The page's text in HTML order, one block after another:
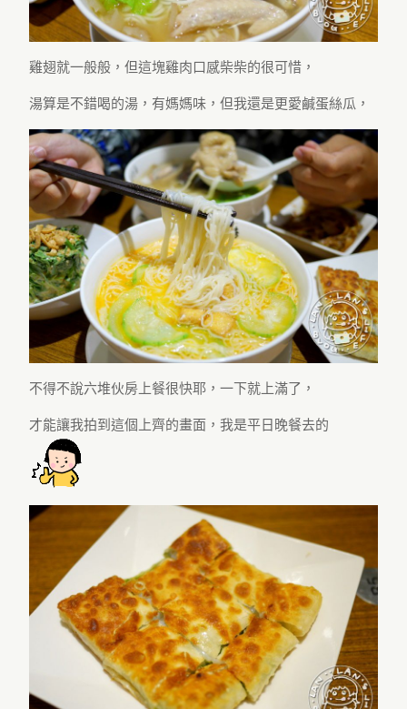
雞翅就一般般，但這塊雞肉口感柴柴的很可惜，
湯算是不錯喝的湯，有媽媽味，但我還是更愛鹹蛋絲瓜，
不得不說六堆伙房上餐很快耶，一下就上滿了，
才能讓我拍到這個上齊的畫面，我是平日晚餐去的